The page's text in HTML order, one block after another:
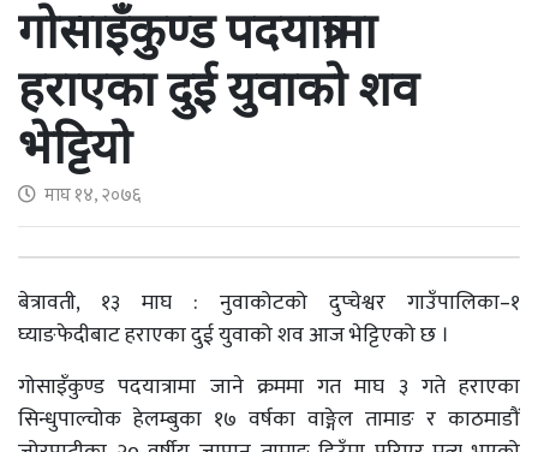
गोसाइँकुण्ड पदयात्रामा
हराएका दुई युवाको शव
भेट्टियो
माघ १४, २०७६
बेत्रावती, १३ माघ : नुवाकोटको दुप्चेश्वर गाउँपालिका–१
घ्याङफेदीबाट हराएका दुई युवाको शव आज भेट्टिएको छ ।
गोसाइँकुण्ड पदयात्रामा जाने क्रममा गत माघ ३ गते हराएका
सिन्धुपाल्चोक हेलम्बुका १७ वर्षका वाङ्गेल तामाङ र काठमाडौं